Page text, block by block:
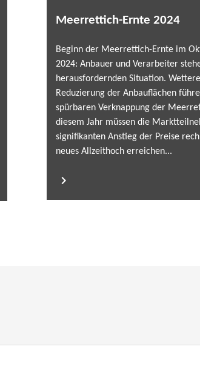
Meerrettich-Ernte 2024
Beginn der Meerrettich-Ernte im
2024: Anbauer und Verarbeiter
herausfordernden Situation.
Reduzierung der Anbauflächen
spürbaren Verknappung der
diesem Jahr müssen die
signifikanten Anstieg der Preise
neues Allzeithoch erreichen...